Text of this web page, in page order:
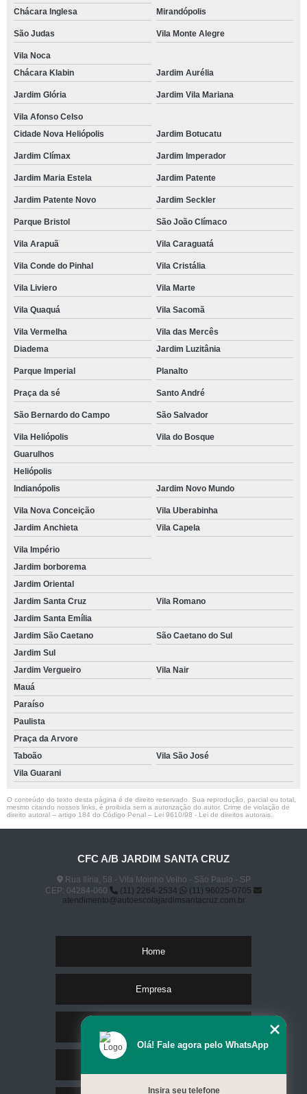
Chácara Inglesa
Mirandópolis
São Judas Vila Monte Alegre
Vila Noca
Chácara Klabin
Jardim Aurélia
Jardim Glória Jardim Vila Mariana
Vila Afonso Celso
Cidade Nova Heliópolis
Jardim Botucatu
Jardim Clímax Jardim Imperador
Jardim Maria Estela Jardim Patente
Jardim Patente Novo Jardim Seckler
Parque Bristol São João Clímaco
Vila Arapuã Vila Caraguatá
Vila Conde do Pinhal Vila Cristália
Vila Liviero Vila Marte
Vila Quaquá Vila Sacomã
Vila Vermelha
Vila das Mercês
Diadema
Jardim Luzitânia
Parque Imperial Planalto
Praça da sé Santo André
São Bernardo do Campo São Salvador
Vila Heliópolis
Vila do Bosque
Guarulhos
Heliópolis
Indianópolis
Jardim Novo Mundo
Vila Nova Conceição
Vila Uberabinha
Jardim Anchieta
Vila Capela
Vila Império
Jardim borborema
Jardim Oriental
Jardim Santa Cruz
Vila Romano
Jardim Santa Emília
Jardim São Caetano
São Caetano do Sul
Jardim Sul
Jardim Vergueiro
Vila Nair
Mauá
Paraíso
Paulista
Praça da Arvore
Taboão
Vila São José
Vila Guarani
O conteúdo do texto desta página é de direito reservado. Sua reprodução, parcial ou total,
mesmo citando nossos links, é proibida sem a autorização do autor. Crime de violação de
direito autoral – artigo 184 do Código Penal – Lei 9610/98 - Lei de direitos autorais
CFC A/B JARDIM SANTA CRUZ
Rua Ilíria, 58 - Vila Moinho Velho - São Paulo - SP
CEP: 04284-060
(11) 2264-2534
(11) 96025-0705
atendimento@autoescolajardimsantacruz.com.br
Home
Empresa
Olá! Fale agora pelo WhatsApp
Insira seu telefone